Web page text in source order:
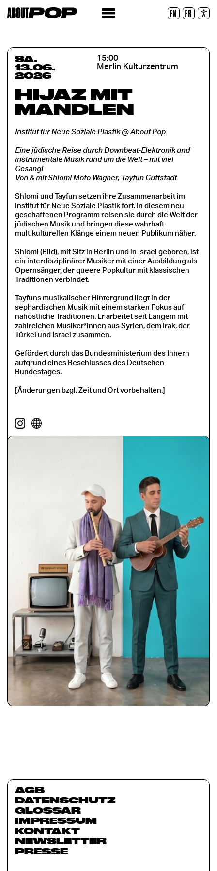
EN FR
Zurücksetzen
SA.
13.06.
2026
15:00
Merlin Kulturzentrum
HIJAZ MIT
MANDLEN
Institut für Neue Soziale Plastik @ About Pop
Eine jüdische Reise durch Downbeat-Elektronik und
instrumentale Musik rund um die Welt – mit viel
Gesang!
Von & mit Shlomi Moto Wagner, Tayfun Guttstadt
Shlomi und Tayfun setzen ihre Zusammenarbeit im
Institut für Neue Soziale Plastik fort. In diesem neu
geschaffenen Programm reisen sie durch die Welt der
jüdischen Musik und bringen diese wahrhaft
multikulturellen Klänge einem neuen Publikum näher.
Shlomi (Bild), mit Sitz in Berlin und in Israel geboren, ist
ein interdisziplinärer Musiker mit einer Ausbildung als
Opernsänger, der queere Popkultur mit klassischen
Traditionen verbindet.
Tayfuns musikalischer Hintergrund liegt in der
sephardischen Musik mit einem starken Fokus auf
nahöstliche Traditionen. Er arbeitet seit Langem mit
zahlreichen Musiker*innen aus Syrien, dem Irak, der
Türkei und Israel zusammen.
Gefördert durch das Bundesministerium des Innern
aufgrund eines Beschlusses des Deutschen
Bundestages.
[Änderungen bzgl. Zeit und Ort vorbehalten.]
AGB
DATENSCHUTZ
GLOSSAR
IMPRESSUM
KONTAKT
NEWSLETTER
PRESSE